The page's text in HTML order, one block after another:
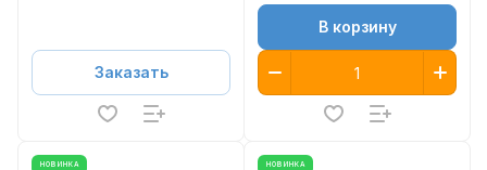
Заказать
В корзину
НОВИНКА НОВИНКА